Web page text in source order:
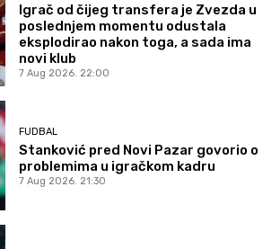
Igrač od čijeg transfera je Zvezda u
poslednjem momentu odustala
eksplodirao nakon toga, a sada ima
novi klub
7 Aug 2026. 22:00
FUDBAL
Stanković pred Novi Pazar govorio o
problemima u igračkom kadru
7 Aug 2026. 21:30